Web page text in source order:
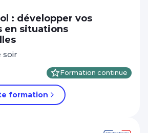
: développer vos
en situations
soir
Formation continue
formation